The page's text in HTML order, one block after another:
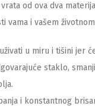
od ova dva
vama i vašem
u miru i tišini jer
staklo,
i konstantnog